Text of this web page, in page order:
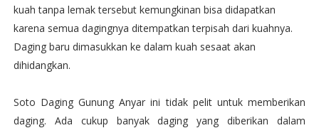
kuah tanpa lemak tersebut kemungkinan bisa didapatkan
karena semua dagingnya ditempatkan terpisah dari kuahnya.
Daging baru dimasukkan ke dalam kuah sesaat akan
dihidangkan.
Soto Daging Gunung Anyar ini tidak pelit untuk memberikan
daging. Ada cukup banyak daging yang diberikan dalam